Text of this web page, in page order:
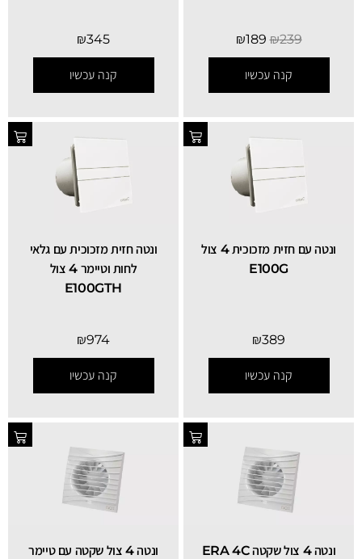
₪239
₪189
קנה עכשיו
₪345
קנה עכשיו
ונטה עם חזית מזכוכית 4 צול
E100G
₪389
קנה עכשיו
ונטה חזית מזכוכית עם גלאי
לחות וטיימר 4 צול
E100GTH
₪974
קנה עכשיו
ונטה 4 צול שקטה ERA 4C
ונטה 4 צול שקטה עם טיימר